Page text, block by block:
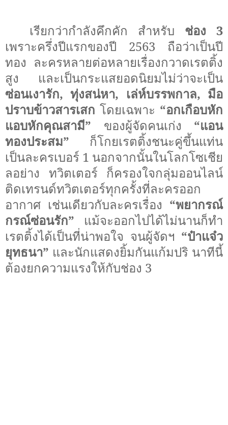
เรียกว่ากำลังคึกคัก สำหรับ ช่อง 3
เพราะครึ่งปีแรกของปี 2563 ถือว่าเป็นปี
ทอง ละครหลายต่อหลายเรื่องกวาดเรตติ้ง
สูง และเป็นกระแสยอดนิยมไม่ว่าจะเป็น
ซ่อนเงารัก,ทุ่งสน่หา, เล่ห์บรรพกาล, มือ
ปราบข้าวสารเสก โดยเฉพาะ “อกเกือบหัก
แอบหักคุณสามี” ของผู้จัดคนเก่ง “แอน
ทองประสม” ก็โกยเรตติ้งชนะคู่ขึ้นแท่น
เป็นละครเบอร์ 1 นอกจากนั้นในโลกโซเชีย
ลอย่าง ทวิตเตอร์ ก็ครองใจกลุ่มออนไลน์
ติดเทรนด์ทวิตเตอร์ทุกครั้งที่ละครออก
อากาศ เช่นเดียวกับละครเรื่อง “พยากรณ์
กรณ์ซ่อนรัก” แม้จะออกไปได้ไม่นานก็ทำ
เรตติ้งได้เป็นที่น่าพอใจ จนผู้จัดฯ “ป๋าแจ๋ว
ยุทธนา” และนักแสดงยิ้มกันแก้มปริ นาทีนี้
ต้องยกความแรงให้กับช่อง 3